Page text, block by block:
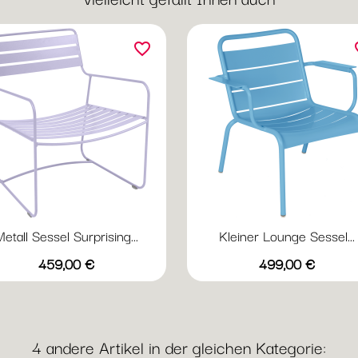
Sessel Surprising...
Preis
459,00 €
Vorschau
AbyssblauAcapulcoblau
Anthrazit
Chili Gewittergrau
favorite_border
Kleiner Lounge Sessel...
Preis
499,00 €
Vorschau
AbyssblauAcapulcoblau
Anthrazit
Chili
4 andere Artikel in der gleichen Kategorie: